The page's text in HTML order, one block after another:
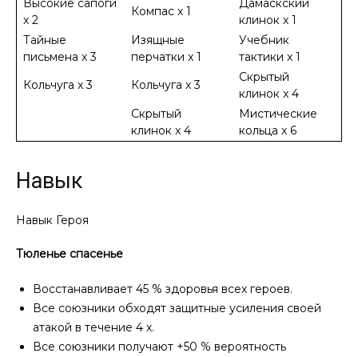
Высокие сапоги
x 2
Компас x 1
Дамаскский
клинок x 1
Тайные
письмена x 3
Изящные
перчатки x 1
Учебник
тактики x 1
Кольчуга x 3
Кольчуга x 3
Скрытый
клинок x 4
Скрытый
клинок x 4
Мистические
кольца x 6
Навык
Навык Героя
Тюленье спасенье
Восстанавливает 45 % здоровья всех героев.
Все союзники обходят защитные усиления своей
атакой в течение 4 х.
Все союзники получают +50 % вероятность